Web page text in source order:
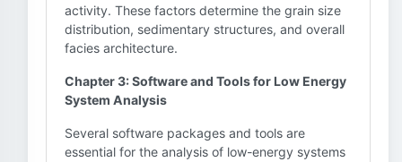
activity. These factors determine the grain size
distribution, sedimentary structures, and overall
facies architecture.
Chapter 3: Software and Tools for Low Energy
System Analysis
Several software packages and tools are
essential for the analysis of low-energy systems